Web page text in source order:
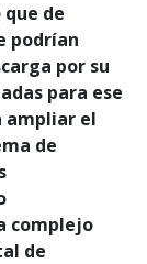
que de
podrían
por su
para ese
ampliar el
de
complejo
de